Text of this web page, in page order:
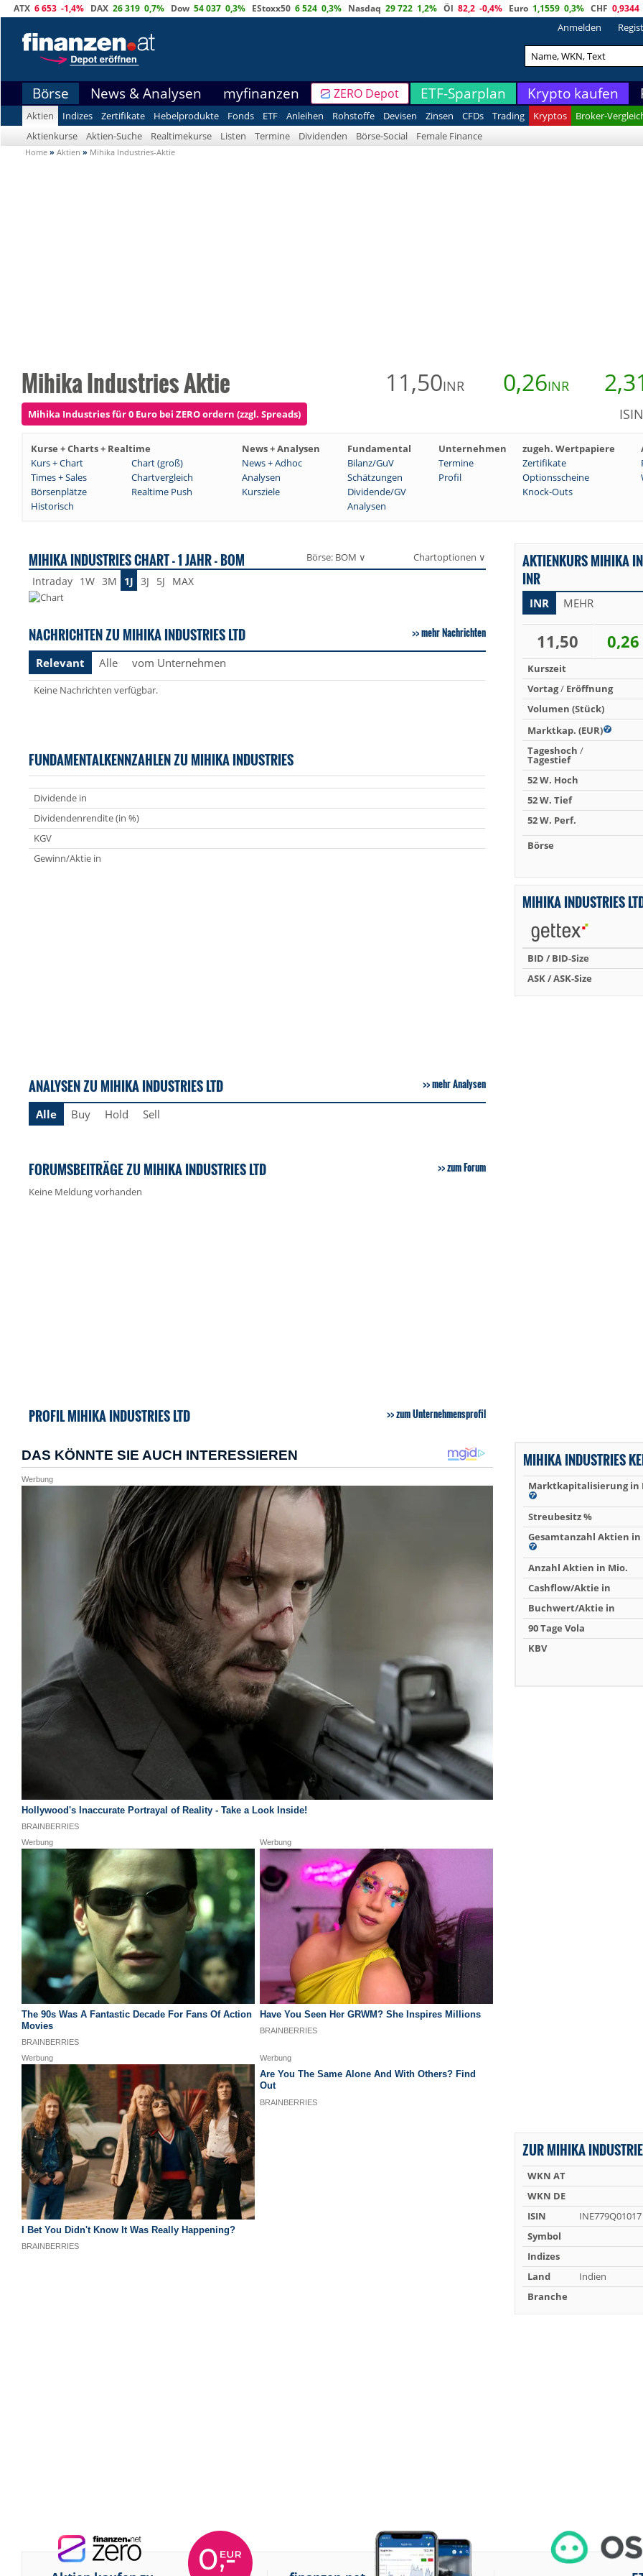
ATX 6 653 -1,4% DAX 26 319 0,7% Dow 54 037 0,3% EStoxx50 6 524 0,3% Nasdaq 29 722 1,2% Öl 82,2 -0,4% Euro 1,1559 0,3% CHF 0,9344
Anmelden
Börse News & Analysen myfinanzen ZERO Depot ETF-Sparplan Krypto kaufen
Aktien Indizes Zertifikate Hebelprodukte Fonds ETF Anleihen Rohstoffe Devisen Zinsen CFDs Trading Kryptos
Broker-
Aktienkurse
Aktien-Suche Realtimekurse Listen Termine Dividenden Börse-Social Female Finance
Home » Aktien » Mihika Industries-Aktie
Mihika Industries Aktie 11,50INR 0,26INR
Mihika Industries für 0 Euro bei ZERO ordern (zzgl. Spreads)
Kurse + Charts + Realtime News + Analysen Fundamental Unternehmen zugeh. Wertpapiere
Kurs + Chart
Chart (groß) News + Adhoc Bilanz/GuV Termine Zertifikate
Times + Sales
Chartvergleich Analysen Schätzungen Profil Optionsscheine
Börsenplätze
Realtime Push Kursziele Dividende/GV
Knock-Outs
Historisch
Analysen
MIHIKA INDUSTRIES CHART - 1 JAHR - BOM Börse: BOM ∨ Chartoptionen ∨
Intraday 1W 3M 1J 3J 5J MAX
NACHRICHTEN ZU MIHIKA INDUSTRIES LTD mehr Nachrichten
Relevant Alle vom Unternehmen
Keine Nachrichten verfügbar.
FUNDAMENTALKENNZAHLEN ZU MIHIKA INDUSTRIES
Dividende in
Dividendenrendite (in %)
KGV
Gewinn/Aktie in
ANALYSEN ZU MIHIKA INDUSTRIES LTD mehr Analysen
Alle Buy Hold Sell
FORUMSBEITRÄGE ZU MIHIKA INDUSTRIES LTD zum Forum
Keine Meldung vorhanden
PROFIL MIHIKA INDUSTRIES LTD zum Unternehmensprofil
AKTIENKURS MIHIKA
INR
INR MEHR
11,50 0,26
Kurszeit
Vortag/ Eröffnung
Volumen (Stück)
Marktkap. (EUR)
Tageshoch /
Tagestief
52 W. Hoch
52 W. Tief
52 W. Perf.
Börse
MIHIKA INDUSTRIES
BID / BID-Size
ASK / ASK-Size
MIHIKA INDUSTRIES
Marktkapitalisierung in
Streubesitz %
Gesamtanzahl Aktien in
Anzahl Aktien in Mio.
Cashflow/Aktie in
Buchwert/Aktie in
90 Tage Vola
KBV
ZUR MIHIKA
WKN AT
WKN DE
ISIN
INE779Q01017
Symbol
Indizes
Land
Indien
Branche